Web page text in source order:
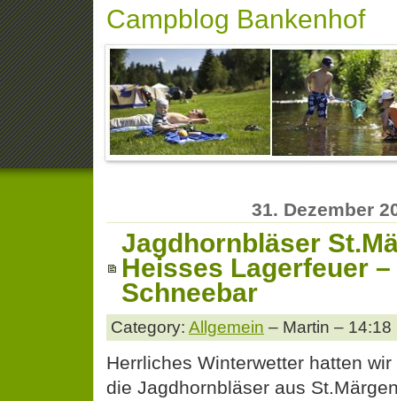
Campblog Bankenhof
31. Dezember
Jagdhornbläser
Heisses Lagerfeuer
Schneebar
Category: Allgemein – Martin – 14:18
Herrliches Winterwetter hatten
die Jagdhornbläser aus